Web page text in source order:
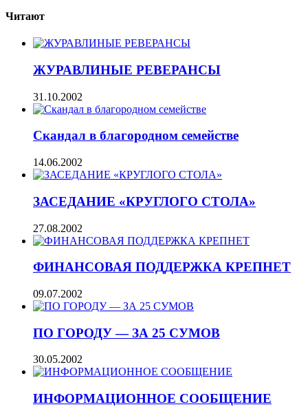
Читают
ЖУРАВЛИНЫЕ РЕВЕРАНСЫ
31.10.2002
Скандал в благородном семействе
14.06.2002
ЗАСЕДАНИЕ «КРУГЛОГО СТОЛА»
27.08.2002
ФИНАНСОВАЯ ПОДДЕРЖКА КРЕПНЕТ
09.07.2002
ПО ГОРОДУ — ЗА 25 СУМОВ
30.05.2002
ИНФОРМАЦИОННОЕ СООБЩЕНИЕ